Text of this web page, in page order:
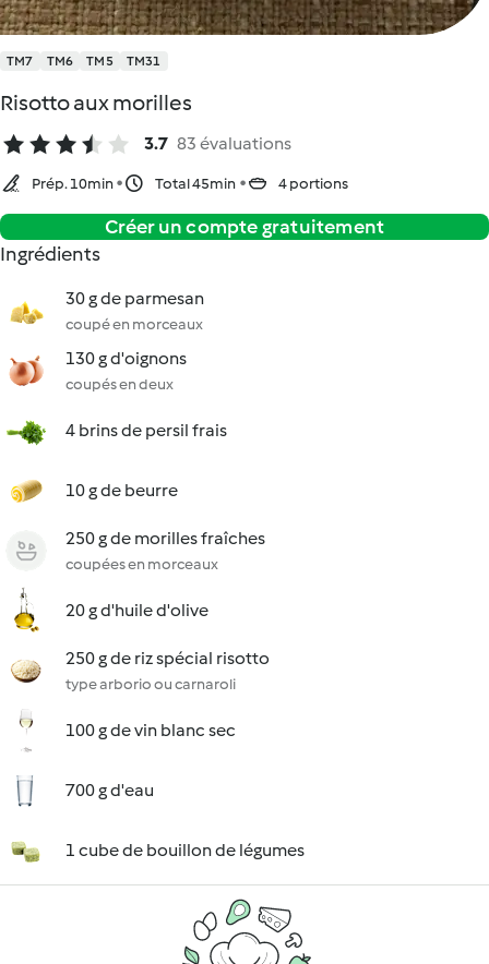
TM7 TM6 TM5 TM31
Risotto aux morilles
3.7 83 évaluations
Prép. 10min Total 45min 4 portions
Créer un compte gratuitement
Ingrédients
30 g de parmesan
coupé en morceaux
130 g d'oignons
coupés en deux
4 brins de persil frais
10 g de beurre
250 g de morilles fraîches
coupées en morceaux
20 g d'huile d'olive
250 g de riz spécial risotto
type arborio ou carnaroli
100 g de vin blanc sec
700 g d'eau
1 cube de bouillon de légumes